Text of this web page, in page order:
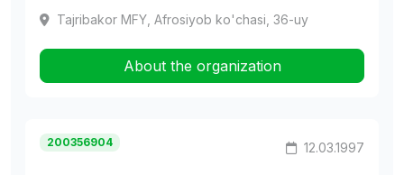
Tajribakor MFY, Afrosiyob ko'chasi, 36-uy
About the organization
200356904 12.03.1997